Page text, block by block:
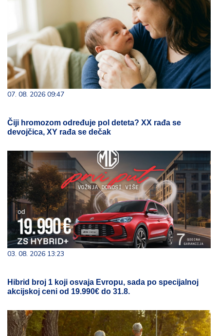
07. 08. 2026 09:47
Čiji hromozom određuje pol deteta? XX rađa se
devojčica, XY rađa se dečak
03. 08. 2026 13:23
Hibrid broj 1 koji osvaja Evropu, sada po specijalnoj
akcijskoj ceni od 19.990€ do 31.8.